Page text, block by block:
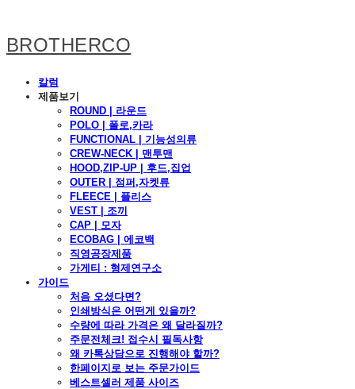
BROTHERCO
칼럼
제품보기
ROUND | 라운드
POLO | 폴로,카라
FUNCTIONAL | 기능성의류
CREW-NECK | 맨투맨
HOOD,ZIP-UP | 후드,집업
OUTER | 점퍼,자켓류
FLEECE | 플리스
VEST | 조끼
CAP | 모자
ECOBAG | 에코백
직영공장제품
가게티 : 형제연구소
가이드
처음 오셨다면?
인쇄방식은 어떤게 있을까?
수량에 따라 가격은 왜 달라질까?
주문전체크! 접수시 필독사항
왜 카톡상담으로 진행해야 할까?
한페이지로 보는 주문가이드
베스트셀러 제품 사이즈